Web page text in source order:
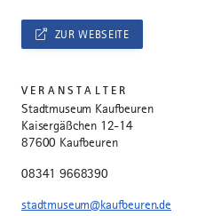
ZUR WEBSEITE
VERANSTALTER
Stadtmuseum Kaufbeuren
Kaisergäßchen 12-14
87600 Kaufbeuren
08341 9668390
stadtmuseum@kaufbeuren.de